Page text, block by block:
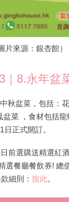
片來源：銀杏館）
｜8.永年盆
秋盆菜，包括：
盆菜 ，食材包括
正式開訂。
前選購送精選紅
選餐廳餐飲券! 總
細則： 按此。